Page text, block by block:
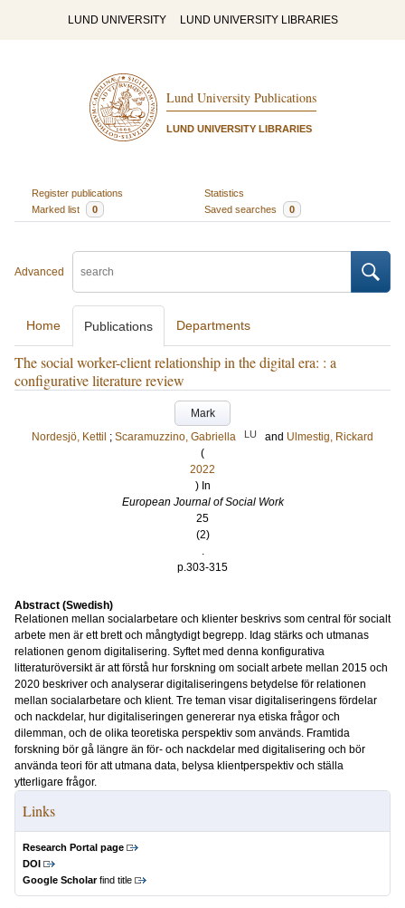
LUND UNIVERSITY LUND UNIVERSITY LIBRARIES
Lund University Publications
LUND UNIVERSITY LIBRARIES
Register publications
Statistics
Marked list
0 Saved searches 0
Advanced
Home Publications Departments
The social worker-client relationship in the digital era: : a
configurative literature review
Mark
Nordesjö, Kettil ; Scaramuzzino, Gabriella LU and Ulmestig, Rickard
(
2022
) In
European Journal of Social Work
25
(2)
.
p.303-315
Abstract (Swedish)
Relationen mellan socialarbetare och klienter beskrivs som central för socialt
arbete men är ett brett och mångtydigt begrepp. Idag stärks och utmanas
relationen genom digitalisering. Syftet med denna konfigurativa
litteraturöversikt är att förstå hur forskning om socialt arbete mellan 2015 och
2020 beskriver och analyserar digitaliseringens betydelse för relationen
mellan socialarbetare och klient. Tre teman visar digitaliseringens fördelar
och nackdelar, hur digitaliseringen genererar nya etiska frågor och
dilemman, och de olika teoretiska perspektiv som används. Framtida
forskning bör gå längre än för- och nackdelar med digitalisering och bör
använda teori för att utmana data, belysa klientperspektiv och ställa
ytterligare frågor.
Links
Research Portal page
DOI
Google Scholarfind title